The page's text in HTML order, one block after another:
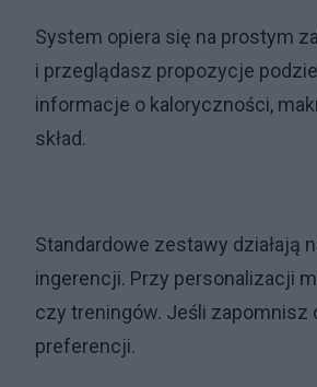
System opiera się na prostym
i przeglądasz propozycje
informacje o kaloryczności,
skład.
Standardowe zestawy działają
ingerencji. Przy personalizacji
czy treningów. Jeśli zapomnisz
preferencji.